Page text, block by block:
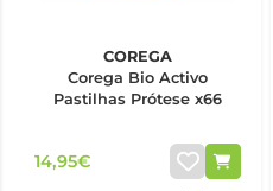
COREGA
Corega Bio Activo
Pastilhas Prótese x66
14,95€